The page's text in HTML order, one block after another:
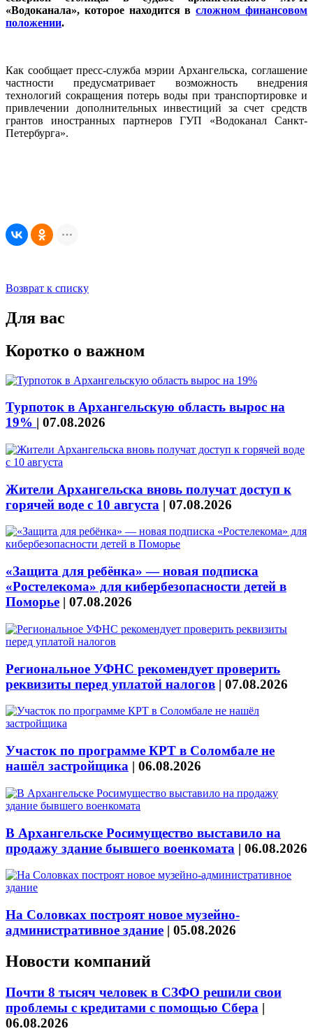
«Водоканала», которое находится всложном финансовом
положении.
Как сообщает пресс-служба мэрии Архангельска, соглашение
частности предусматривает возможность внедрения
технологий сокращения потерь воды при транспортировке и
привлечении дополнительных инвестиций за счет средств
грантов иностранных партнеров ГУП «Водоканал Санкт-
Петербурга».
Возврат к списку
Для вас
Коротко о важном
Турпоток в Архангельскую область вырос на
19% | 07.08.2026
Жители Архангельска вновь получат доступ к
горячей воде с 10 августа | 07.08.2026
«Защита для ребёнка» — новая подписка
«Ростелекома» для кибербезопасности детей в
Поморье | 07.08.2026
Региональное УФНС рекомендует проверить
реквизиты перед уплатой налогов | 07.08.2026
Участок по программе КРТ в Соломбале не
нашёл застройщика | 06.08.2026
В Архангельске Росимущество выставило на
продажу здание бывшего военкомата | 06.08.2026
На Соловках построят новое музейно-
административное здание | 05.08.2026
Новости компаний
Почти 8 тысяч человек в СЗФО решили свои
проблемы с кредитами с помощью Сбера |
06.08.2026